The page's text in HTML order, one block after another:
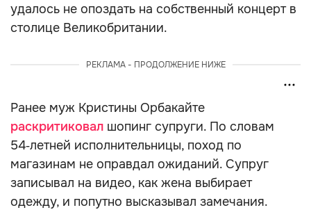
удалось не опоздать на собственный концерт в
столице Великобритании.
РЕКЛАМА - ПРОДОЛЖЕНИЕ НИЖЕ
Ранее муж Кристины Орбакайте
раскритиковал шопинг супруги. По словам
54‑летней исполнительницы, поход по
магазинам не оправдал ожиданий. Супруг
записывал на видео, как жена выбирает
одежду, и попутно высказывал замечания.